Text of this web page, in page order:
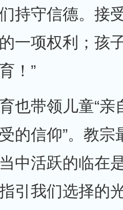
持守信德。接
一项权利；孩
！”
也带领儿童“亲
的信仰”。教宗
中活跃的临在
引我们选择的